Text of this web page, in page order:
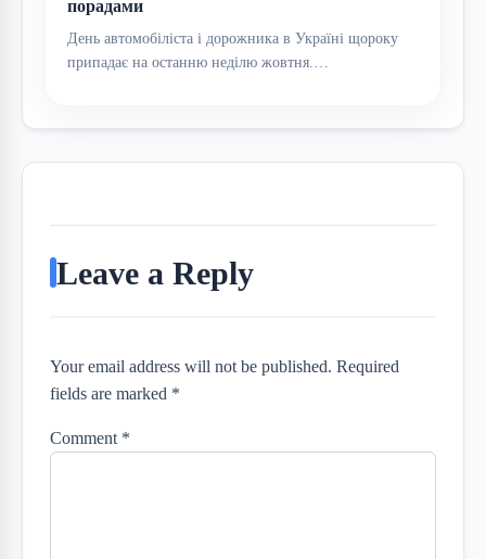
порадами
День автомобіліста і дорожника в Україні щороку
припадає на останню неділю жовтня.…
Leave a Reply
Your email address will not be published. Required
fields are marked *
Comment *